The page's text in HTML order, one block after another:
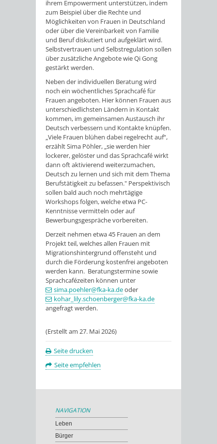
ihrem Empowerment unterstützen, indem
zum Beispiel über die Rechte und
Möglichkeiten von Frauen in Deutschland
oder über die Vereinbarkeit von Familie
und Beruf diskutiert und aufgeklärt wird.
Selbstvertrauen und Selbstregulation sollen
über zusätzliche Angebote wie Qi Gong
gestärkt werden.
Neben der individuellen Beratung wird
noch ein wöchentliches Sprachcafé für
Frauen angeboten. Hier können Frauen aus
unterschiedlichsten Ländern in Kontakt
kommen, im gemeinsamen Austausch ihr
Deutsch verbessern und Kontakte knüpfen.
„Viele Frauen blühen dabei regelrecht auf“,
erzählt Sima Pöhler, „sie werden hier
lockerer, gelöster und das Sprachcafé wirkt
dann oft aktivierend weiterzumachen,
Deutsch zu lernen und sich mit dem Thema
Berufstätigkeit zu befassen." Perspektivisch
sollen bald auch noch mehrtägige
Workshops folgen, welche etwa PC-
Kenntnisse vermitteln oder auf
Bewerbungsgespräche vorbereiten.
Derzeit nehmen etwa 45 Frauen an dem
Projekt teil, welches allen Frauen mit
Migrationshintergrund offensteht und
durch die Förderung kostenfrei angeboten
werden kann. Beratungstermine sowie
Sprachcafézeiten können unter
sima.poehler@fka-ka.deoder
kohar_lily.schoenberger@fka-ka.de
angefragt werden.
(Erstellt am 27. Mai 2026)
Seite drucken
Seite empfehlen
NAVIGATION
Leben
Bürger